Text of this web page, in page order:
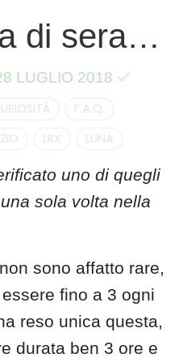
di sera…
LUGLIO 2018
F.A.Q.
LRX LUNA
uno di quegli
sola volta nella
sono affatto rare,
fino a 3 ogni
reso unica questa,
durata ben 3 ore e